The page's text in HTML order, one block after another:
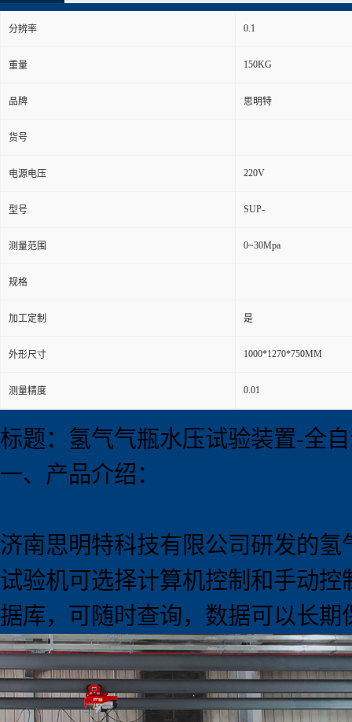
分辨率 0.1
重量 150KG
品牌 思明特
货号
电源电压 220V
型号 SUP-
测量范围 0~30Mpa
规格
加工定制 是
外形尺寸 1000*1270*750MM
测量精度 0.01
标题：氢气气瓶水压试验装置-全
一、产品介绍：
济南思明特科技有限公司研发的
试验机可选择计算机控制和手动
据库，可随时查询，数据可以长